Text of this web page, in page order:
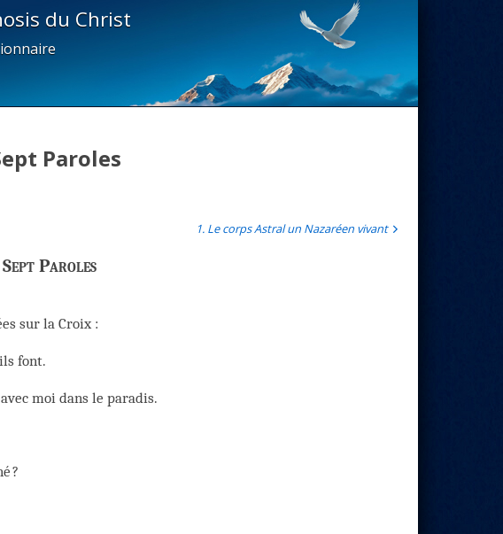
du Christ
Paroles
1. Le corps Astral un Nazaréen vivant
Sept Paroles
sur la Croix :
font.
moi dans le paradis.
?